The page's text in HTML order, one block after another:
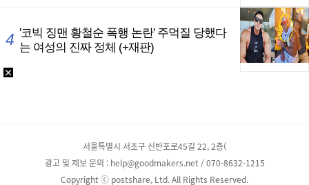
서울특별시 서초구 신반포로45길 22, 2층(
광고 및 제보 문의 : help@goodmakers.net / 070-8632-1215
Copyright ⓒ postshare, Ltd. All Rights Reserved.